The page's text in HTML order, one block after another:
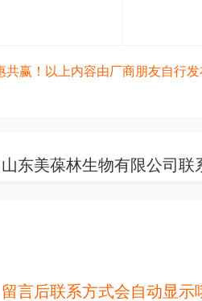
赢！以上内容由厂商朋友自行
山东美葆林生物有限公司联
留言后联系方式会自动显示